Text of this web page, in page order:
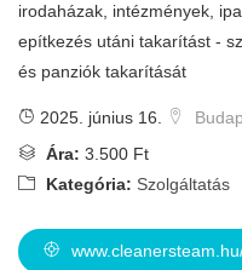
irodaházak, intézmények,
epítkezés utáni takarítást -
és panziók takarítását
2025. június 16.
Ára: 3.500 Ft
Kategória: Szolgáltatás